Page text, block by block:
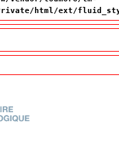
Private/html/ext/